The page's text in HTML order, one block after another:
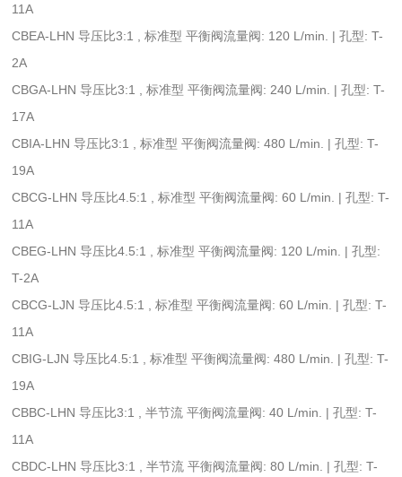
11A
CBEA-LHN 导压比3:1 , 标准型 平衡阀流量阀: 120 L/min. | 孔型: T-
2A
CBGA-LHN 导压比3:1 , 标准型 平衡阀流量阀: 240 L/min. | 孔型: T-
17A
CBIA-LHN 导压比3:1 , 标准型 平衡阀流量阀: 480 L/min. | 孔型: T-
19A
CBCG-LHN 导压比4.5:1 , 标准型 平衡阀流量阀: 60 L/min. | 孔型: T-
11A
CBEG-LHN 导压比4.5:1 , 标准型 平衡阀流量阀: 120 L/min. | 孔型:
T-2A
CBCG-LJN 导压比4.5:1 , 标准型 平衡阀流量阀: 60 L/min. | 孔型: T-
11A
CBIG-LJN 导压比4.5:1 , 标准型 平衡阀流量阀: 480 L/min. | 孔型: T-
19A
CBBC-LHN 导压比3:1 , 半节流 平衡阀流量阀: 40 L/min. | 孔型: T-
11A
CBDC-LHN 导压比3:1 , 半节流 平衡阀流量阀: 80 L/min. | 孔型: T-